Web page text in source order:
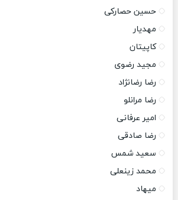
حسین حصارکی
مهدیار
کاپیتان
مجید رضوی
رضا رضانژاد
رضا مرانلو
امیر عرفانی
رضا صادقی
سعید شمس
محمد زینعلی
میهاد